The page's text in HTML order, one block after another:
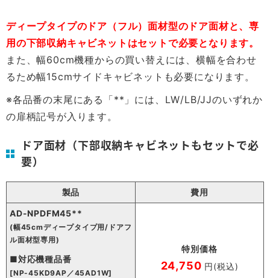
ディープタイプのドア（フル）面材型のドア面材と、専
用の下部収納キャビネットはセットで必要となります。
また、幅60cm機種からの買い替えには、横幅を合わせ
るため幅15cmサイドキャビネットも必要になります。
※各品番の末尾にある「**」には、LW/LB/JJのいずれか
の扉柄記号が入ります。
ドア面材（下部収納キャビネットもセットで必
要）
製品 費用
AD-NPDFM45**
(幅45cmディープタイプ用/ドアフ
ル面材型専用)
■対応機種品番
[NP-45KD9AP／45AD1W]
特別価格
24,750 円(税込)